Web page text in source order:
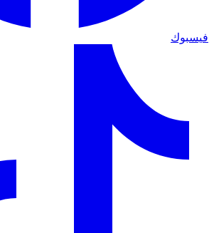
فيسبوك